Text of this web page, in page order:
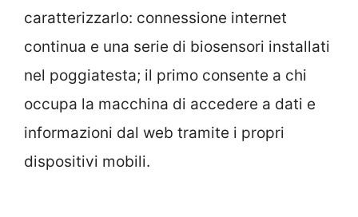
caratterizzarlo: connessione internet
continua e una serie di biosensori installati
nel poggiatesta; il primo consente a chi
occupa la macchina di accedere a dati e
informazioni dal web tramite i propri
dispositivi mobili.